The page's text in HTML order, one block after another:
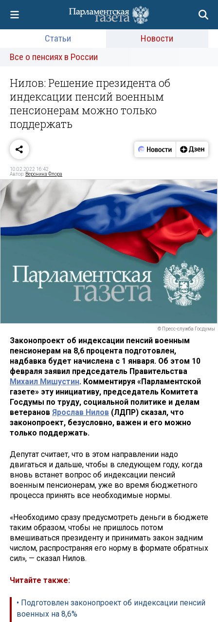
Статьи
Новости
Все о пенсиях в России
Нилов: Решение президента об
индексации пенсий военным
пенсионерам можно только
поддержать
10.02.2022 16:42
Автор: Вероника Флора
© Пресс-служба Госдумы
Законопроект об индексации пенсий военным
пенсионерам на 8,6 процента подготовлен,
надбавка будет начислена с 1 января. Об этом 10
февраля заявил председатель Правительства
Михаил Мишустин. Комментируя «Парламентской
газете» эту инициативу, председатель Комитета
Госдумы по труду, социальной политике и делам
ветеранов Ярослав Нилов (ЛДПР) сказал, что
законопроект, безусловно, важен и его можно
только поддержать.
Депутат считает, что в этом направлении надо
двигаться и дальше, чтобы в следующем году, когда
вновь встанет вопрос об индексации пенсий
военным пенсионерам, уже во время бюджетного
процесса принять все необходимые нормы.
«Необходимо сразу предусмотреть деньги в бюджете
таким образом, чтобы не пришлось потом
вмешиваться президенту и принимать закон задним
числом, распространяя его норму в формате обратных
сил», — сказал Нилов.
Читайте также:
• Подготовлен законопроект об индексации пенсий
военных на 8,6%